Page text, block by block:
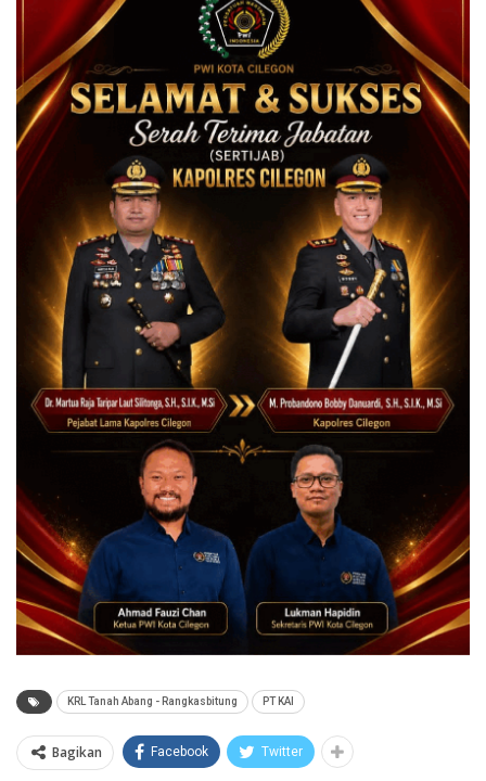
KRL Tanah Abang - Rangkasbitung PT KAI
Bagikan Facebook Twitter